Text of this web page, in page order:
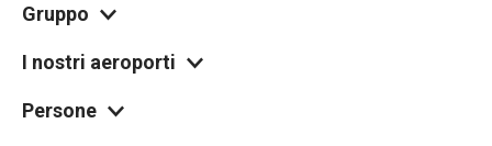
Gruppo
I nostri aeroporti
Persone